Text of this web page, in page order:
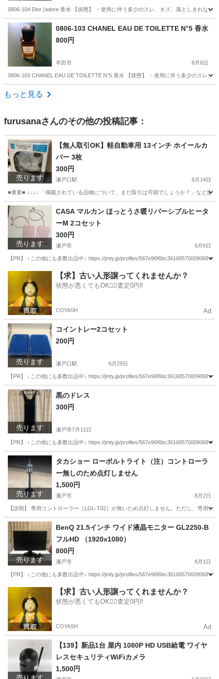
0806-104 Dior j’adore 香水 【状態】 ・使用に伴う多少のスレ、キズ、落としきれな
愛知 半田市
0806-103 CHANEL EAU DE TOILETTE N°5 香水
800円
半田市 8月6日
0806-103 CHANEL EAU DE TOILETTE N°5 香水 【状態】 ・使用に伴う多少のスレ
愛知 半田市
もっと見る
furusanaさんのその他の投稿記事：
売ります
【無人取引OK】軽自動車用 13インチ ホイールカ
バー 3枚
300円
瀬戸口駅 6月14日
■重要■ ↓↓↓↓ 「掲載されている品物について、まだ取引は可能でしょうか？」など定
愛知 瀬戸市 タイヤ、ホイール 13インチ
売ります
CASA マルカン ほっとうさ暖リバーシブルヒータ
ーM 2コセット
300円
瀬戸市 6月6日
【PR】 ↓この他にも多数出品中↓ https://jmty.jp/profiles/567e96f6bc36168570009068
その他 マルカン
【求】古い人形譲ってくれませんか？
状態が悪くてもOK🙆‍♀️査定0円‼️
COYASH Ad
売ります
コイントレー2コセット
200円
瀬戸口駅 6月29日
【PR】 ↓この他にも多数出品中↓ https://jmty.jp/profiles/567e96f6bc36168570009068
愛知 瀬戸市 瀬戸口駅
売ります
黒のドレス
300円
瀬戸市7月11日
【PR】 ↓この他にも多数出品中↓ https://jmty.jp/profiles/567e96f6bc36168570009068
愛知 瀬戸市 ドレス
売ります
タカショー ローボルトライト（注）コントローラ
ー無しのため点灯しません
1,500円
瀬戸市 8月2日
【説明】 専用コントローラー［LGL-T02］が無いため点灯しません。ただし、専用
愛知 瀬戸市 タカショー
売ります
BenQ 21.5インチ ワイド液晶モニター GL2250-B
フルHD （1920x1080）
800円
瀬戸市 8月1日
【PR】 ↓この他にも多数出品中↓ https://jmty.jp/profiles/567e96f6bc36168570009068
周辺機器 21.5インチ
【求】古い人形譲ってくれませんか？
状態が悪くてもOK🙆‍♀️査定0円‼️
COYASH Ad
【139】新品1台 屋内 1080P HD USB給電 ワイヤ
レスセキュリティWiFiカメラ
1,500円